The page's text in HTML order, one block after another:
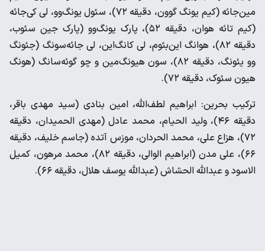
مین‌جائه (کیم یونگ گوون، دقیقه ۷۲)، سئول یونگ‌وو، لی کی‌جائه
(کیم تائه هوان، دقیقه ۵۲)، پارک یونگ‌وو (پارک جین سئوب،
دقیقه ۸۲)، هوانگ این‌بئوم، لی کانگ‌این، لی جائه‌سونگ (جئونگ
وو یئونگ، دقیقه ۸۲)، سون هیونگ‌مین و چو گوئه‌سانگ (هونگ
هیون سئوک، دقیقه ۷۲).
ترکیب بحرین: ابراهیم لطف‌الله، امین بنادی (سید مهدی باقر،
دقیقه ۴۶)، ولید الحیام، محمد عادل (مهدی الحمیدان، دقیقه
۷۲)، هزاع علی، محمد الحردان، موزس آتده (جاسم خلیف، دقیقه
۶۶)، علی مدن (ابراهیم الوالی، دقیقه ۸۲)، محمد مرهون، کمیل
الاسود و عبدالله الحشاش (عبدالله یوسف هلال، دقیقه ۶۶).